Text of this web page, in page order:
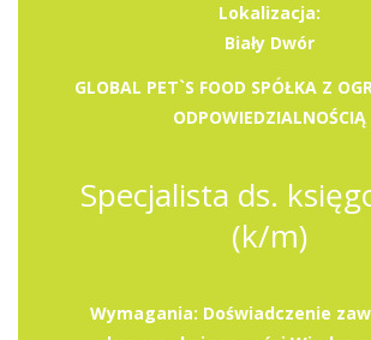
Lokalizacja:
Biały Dwór
GLOBAL PET`S FOOD SPÓŁKA Z
ODPOWIEDZIALNOŚCIĄ
Specjalista ds.
(k/m)
Wymagania: Doświadczenie